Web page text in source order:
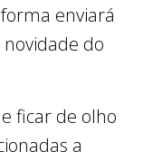
enviará
do
ficar de olho
a